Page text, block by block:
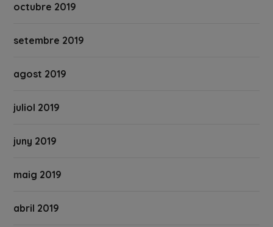
octubre 2019
setembre 2019
agost 2019
juliol 2019
juny 2019
maig 2019
abril 2019